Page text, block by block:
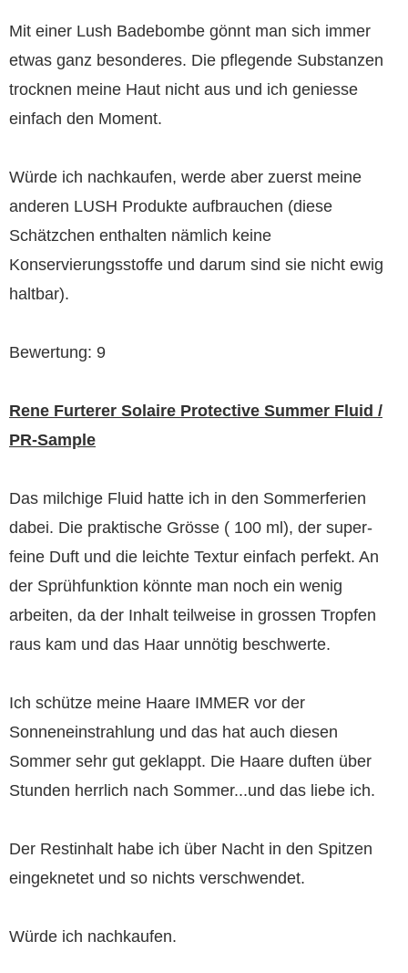
Mit einer Lush Badebombe gönnt man sich immer
etwas ganz besonderes. Die pflegende Substanzen
trocknen meine Haut nicht aus und ich geniesse
einfach den Moment.
Würde ich nachkaufen, werde aber zuerst meine
anderen LUSH Produkte aufbrauchen (diese
Schätzchen enthalten nämlich keine
Konservierungsstoffe und darum sind sie nicht ewig
haltbar).
Bewertung: 9
Rene Furterer Solaire Protective Summer Fluid /
PR-Sample
Das milchige Fluid hatte ich in den Sommerferien
dabei. Die praktische Grösse ( 100 ml), der super-
feine Duft und die leichte Textur einfach perfekt. An
der Sprühfunktion könnte man noch ein wenig
arbeiten, da der Inhalt teilweise in grossen Tropfen
raus kam und das Haar unnötig beschwerte.
Ich schütze meine Haare IMMER vor der
Sonneneinstrahlung und das hat auch diesen
Sommer sehr gut geklappt. Die Haare duften über
Stunden herrlich nach Sommer...und das liebe ich.
Der Restinhalt habe ich über Nacht in den Spitzen
eingeknetet und so nichts verschwendet.
Würde ich nachkaufen.